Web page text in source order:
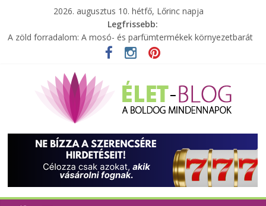
2026. augusztus 10. hétfő, Lőrinc napja
Legfrissebb:
A zöld forradalom: A mosó- és parfümtermékek környezetbarát
szempontjainak erősítése
Elérhető zöld energia mindenki számára
Tartalék ajándék, amit szívesen megtartasz magadnak
Különleges tömörfa ládák Indiából